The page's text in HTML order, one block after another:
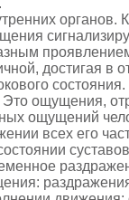
органов.
достигая в
состояния.
Это ощущения,
ощущений
всех его
суставов